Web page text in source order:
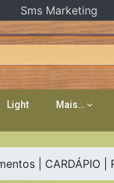
Light Mais…
| CARDÁPIO |
Sms Marketing